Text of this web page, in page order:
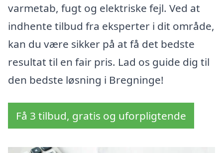
varmetab, fugt og elektriske fejl. Ved at
indhente tilbud fra eksperter i dit område,
kan du være sikker på at få det bedste
resultat til en fair pris. Lad os guide dig til
den bedste løsning i Bregninge!
Få 3 tilbud, gratis og uforpligtende